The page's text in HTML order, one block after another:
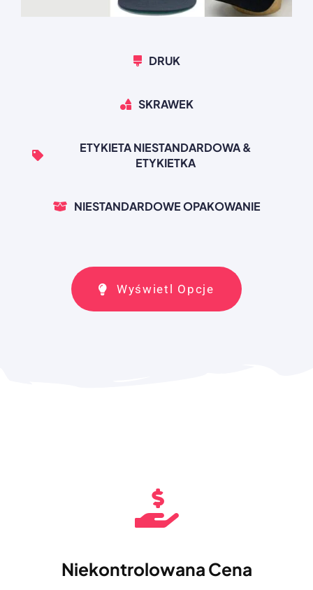
DRUK
SKRAWEK
ETYKIETA NIESTANDARDOWA &
ETYKIETKA
NIESTANDARDOWE OPAKOWANIE
Wyświetl Opcje
Niekontrolowana Cena